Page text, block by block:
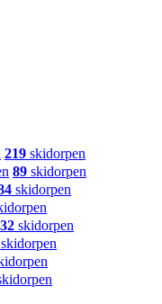
219 skidorpen
89 skidorpen
skidorpen
32 skidorpen
skidorpen